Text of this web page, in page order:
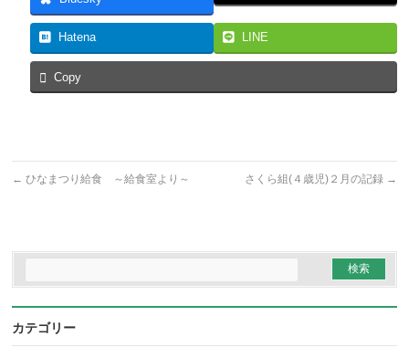
Hatena LINE
Copy
← ひなまつり給食 ～給食室より～ さくら組(４歳児)２月の記録 →
カテゴリー